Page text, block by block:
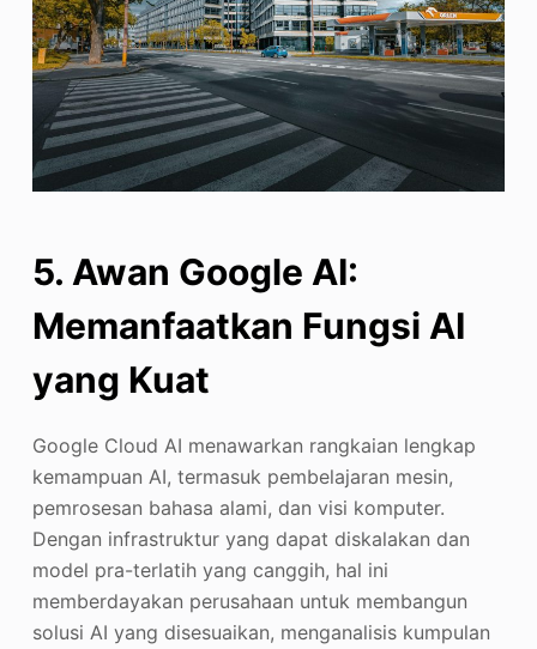
5. Awan Google AI:
Memanfaatkan Fungsi AI
yang Kuat
Google Cloud AI menawarkan rangkaian lengkap
kemampuan AI, termasuk pembelajaran mesin,
pemrosesan bahasa alami, dan visi komputer.
Dengan infrastruktur yang dapat diskalakan dan
model pra-terlatih yang canggih, hal ini
memberdayakan perusahaan untuk membangun
solusi AI yang disesuaikan, menganalisis kumpulan